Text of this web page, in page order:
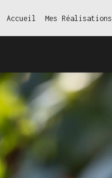
Accueil Mes Réalisations